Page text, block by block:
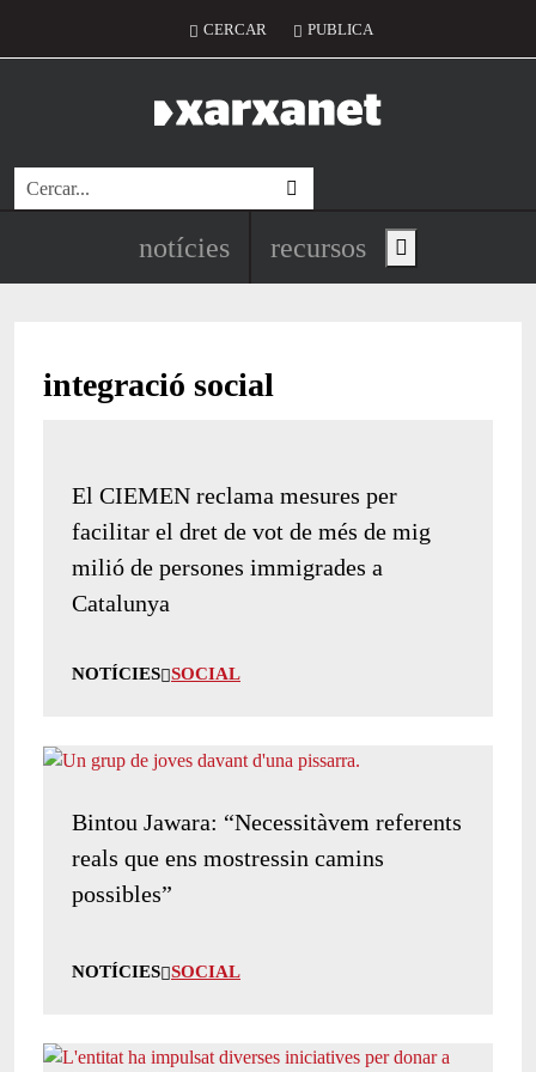
Menú del compte d'usuari
CERCAR PUBLICA
Cerca
Navegació principal de
notícies recursos Show main menu
integració social
El CIEMEN reclama mesures per
facilitar el dret de vot de més de mig
milió de persones immigrades a
Catalunya
NOTÍCIES SOCIAL
Bintou Jawara: “Necessitàvem referents
reals que ens mostressin camins
possibles”
NOTÍCIES SOCIAL